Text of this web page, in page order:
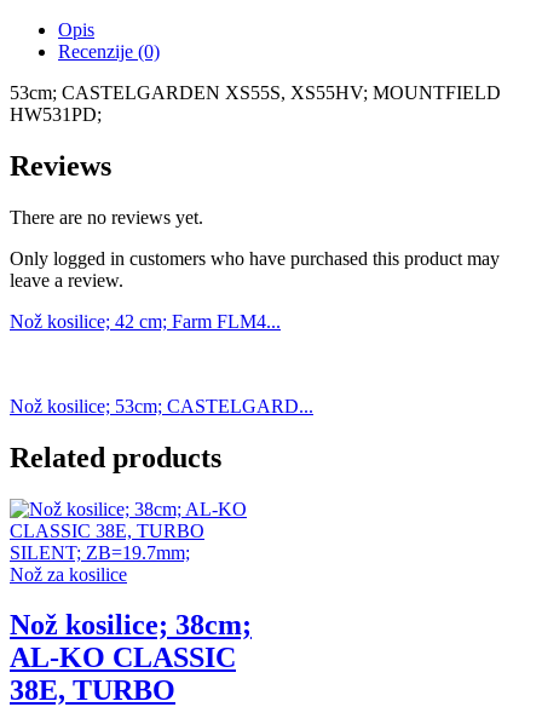
Opis
Recenzije (0)
53cm; CASTELGARDEN XS55S, XS55HV; MOUNTFIELD
HW531PD;
Reviews
There are no reviews yet.
Only logged in customers who have purchased this product may
leave a review.
Nož kosilice; 42 cm; Farm FLM4...
Nož kosilice; 53cm; CASTELGARD...
Related products
Nož za kosilice
Nož kosilice; 38cm;
AL-KO CLASSIC
38E, TURBO